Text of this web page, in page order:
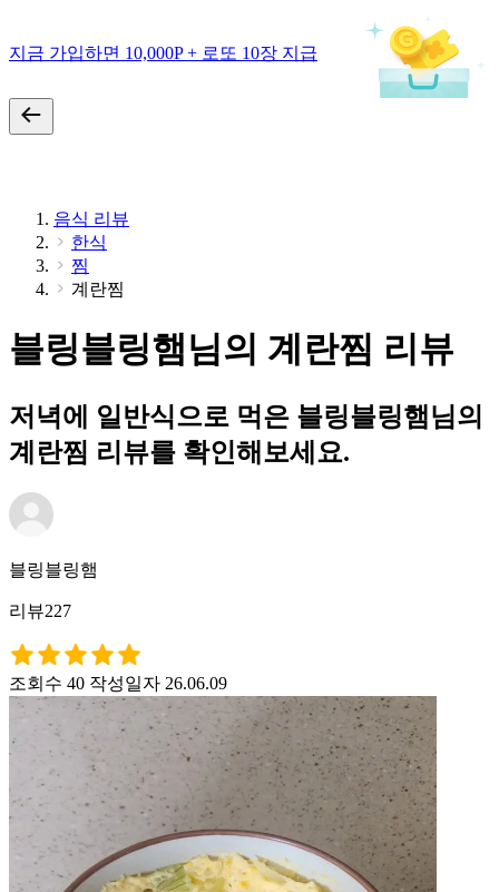
지금 가입하면 10,000P + 로또 10장 지급
음식 리뷰
한식
찜
계란찜
블링블링햄님의 계란찜 리뷰
저녁에 일반식으로 먹은 블링블링햄님의
계란찜 리뷰를 확인해보세요.
블링블링햄
리뷰227
조회수 40 작성일자 26.06.09